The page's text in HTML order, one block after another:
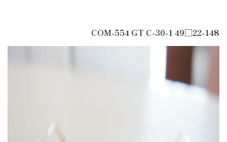
COM-554 GT C-30-1 49□22-148